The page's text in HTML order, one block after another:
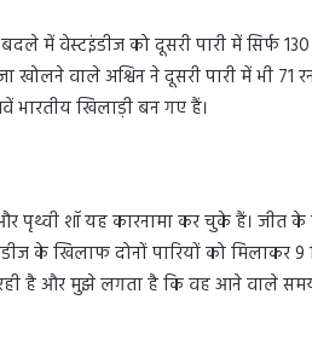
में वेस्टइंडीज को दूसरी पारी में सिर्फ
खोलने वाले अश्विन ने दूसरी पारी में भी 71
खिलाड़ी बन गए हैं।
पृथ्वी शॉ यह कारनामा कर चुके हैं। जीत के
के खिलाफ दोनों पारियों को मिलाकर
है और मुझे लगता है कि वह आने वाले